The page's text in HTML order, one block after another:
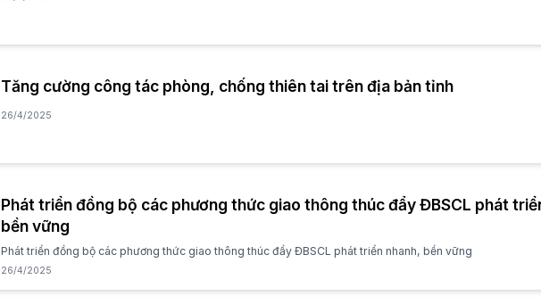
Tăng cường công tác phòng, chống thiên tai trên địa bản tỉnh
26/4/2025
Phát triển đồng bộ các phương thức giao thông thúc đẩy ĐBSCL phát
bền vững
Phát triển đồng bộ các phương thức giao thông thúc đẩy ĐBSCL phát triển nhanh, bền vững
26/4/2025